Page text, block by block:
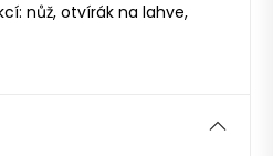
nůž, otvírák na lahve,